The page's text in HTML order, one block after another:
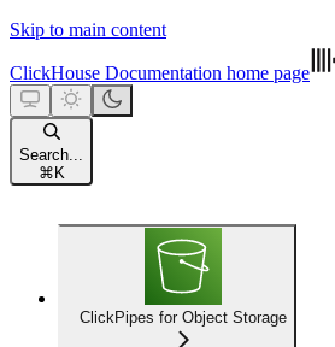
Skip to main content
ClickHouse Documentation home page
Search...
⌘ K
ClickPipes for Object Storage